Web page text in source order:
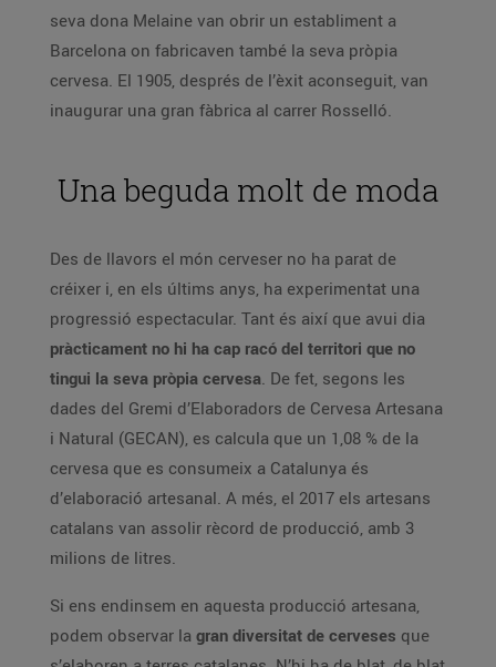
seva dona Melaine van obrir un establiment a
Barcelona on fabricaven també la seva pròpia
cervesa. El 1905, després de l’èxit aconseguit, van
inaugurar una gran fàbrica al carrer Rosselló.
Una beguda molt de moda
Des de llavors el món cerveser no ha parat de
créixer i, en els últims anys, ha experimentat una
progressió espectacular. Tant és així que avui dia
pràcticament no hi ha cap racó del territori que no
tingui la seva pròpia cervesa. De fet, segons les
dades del Gremi d’Elaboradors de Cervesa Artesana
i Natural (GECAN), es calcula que un 1,08 % de la
cervesa que es consumeix a Catalunya és
d’elaboració artesanal. A més, el 2017 els artesans
catalans van assolir rècord de producció, amb 3
milions de litres.
Si ens endinsem en aquesta producció artesana,
podem observar la gran diversitat de cerveses que